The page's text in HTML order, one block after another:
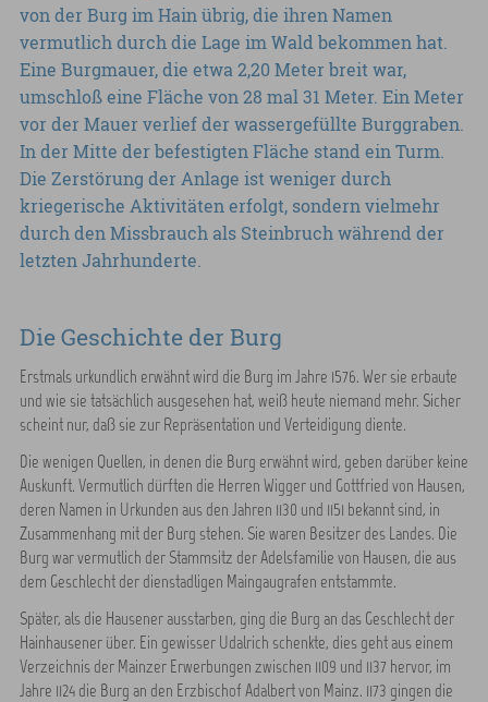
von der Burg im Hain übrig, die ihren Namen
vermutlich durch die Lage im Wald bekommen hat.
Eine Burgmauer, die etwa 2,20 Meter breit war,
umschloß eine Fläche von 28 mal 31 Meter. Ein Meter
vor der Mauer verlief der wassergefüllte Burggraben.
In der Mitte der befestigten Fläche stand ein Turm.
Die Zerstörung der Anlage ist weniger durch
kriegerische Aktivitäten erfolgt, sondern vielmehr
durch den Missbrauch als Steinbruch während der
letzten Jahrhunderte.
Die Geschichte der Burg
Erstmals urkundlich erwähnt wird die Burg im Jahre 1576. Wer sie erbaute
und wie sie tatsächlich ausgesehen hat, weiß heute niemand mehr. Sicher
scheint nur, daß sie zur Repräsentation und Verteidigung diente.
Die wenigen Quellen, in denen die Burg erwähnt wird, geben darüber keine
Auskunft. Vermutlich dürften die Herren Wigger und Gottfried von Hausen,
deren Namen in Urkunden aus den Jahren 1130 und 1151 bekannt sind, in
Zusammenhang mit der Burg stehen. Sie waren Besitzer des Landes. Die
Burg war vermutlich der Stammsitz der Adelsfamilie von Hausen, die aus
dem Geschlecht der dienstadligen Maingaugrafen entstammte.
Später, als die Hausener ausstarben, ging die Burg an das Geschlecht der
Hainhausener über. Ein gewisser Udalrich schenkte, dies geht aus einem
Verzeichnis der Mainzer Erwerbungen zwischen 1109 und 1137 hervor, im
Jahre 1124 die Burg an den Erzbischof Adalbert von Mainz. 1173 gingen die